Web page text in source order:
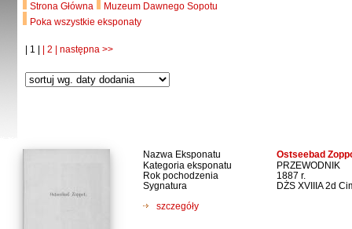
Strona Główna
Muzeum Dawnego Sopotu
Poka wszystkie eksponaty
| 1 | | 2 | następna >>
Nazwa Eksponatu Ostseebad
Kategoria eksponatu
PRZEWODNIK
Rok pochodzenia
1887 r.
Sygnatura
DŻS XVIIIA 2d
szczegóły